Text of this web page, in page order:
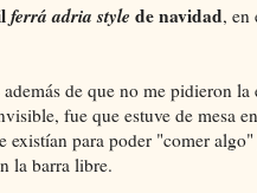
ferrá adria style de navidad, en
de que no me pidieron
fue que estuve de mesa
existían para poder "comer
la barra libre.